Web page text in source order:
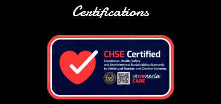
Certifications